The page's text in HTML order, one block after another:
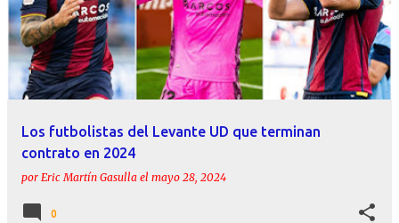
Los futbolistas del Levante UD que terminan
contrato en 2024
por Eric Martín Gasulla el mayo 28, 2024
0